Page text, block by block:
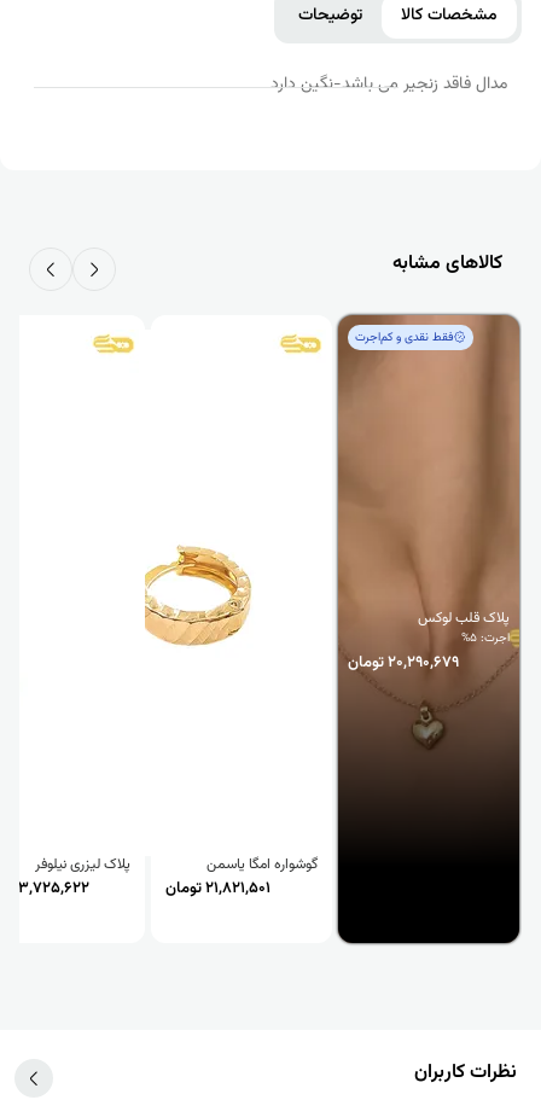
مشخصات کالا توضیحات
مدال فاقد زنجیر می باشد-نگین دارد
کالاهای مشابه
فقط‌ نقدی و کم‌اجرت
پلاک قلب لوکس
اجرت: 5%
20,290,679 تومان
گوشواره امگا یاسمن
21,821,501 تومان
پلاک لیزری نیلوفر
3,725,622 تومان
نظرات کاربران